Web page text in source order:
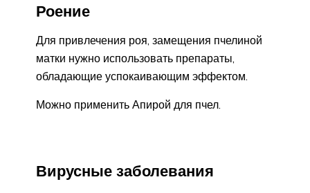
Роение
Для привлечения роя, замещения пчелиной
матки нужно использовать препараты,
обладающие успокаивающим эффектом.
Можно применить Апирой для пчел.
Вирусные заболевания